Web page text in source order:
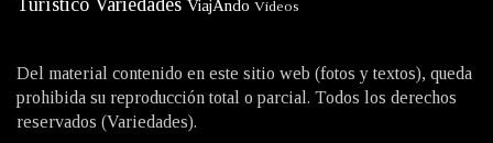
ViajAndo Videos
Del material contenido en este sitio web (fotos y textos), queda
prohibida su reproducción total o parcial. Todos los derechos
reservados (Variedades).